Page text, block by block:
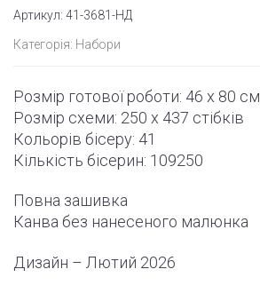
Артикул: 41-3681-НД
Категорія: Набори
Розмір готової роботи: 46 x 80 см
Розмір схеми: 250 x 437 стібків
Кольорів бісеру: 41
Кількість бісерин: 109250
Повна зашивка
Канва без нанесеного малюнка
Дизайн – Лютий 2026